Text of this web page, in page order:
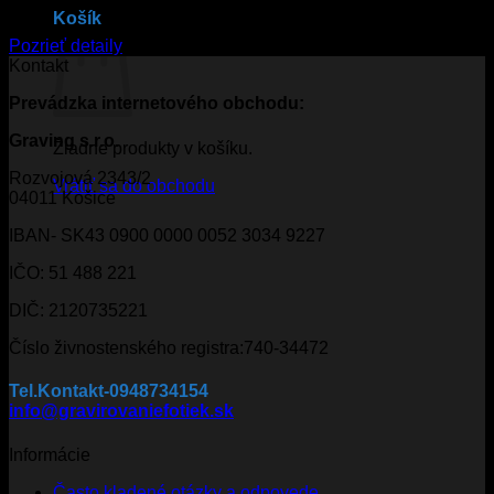
Košík
Žiadne produkty v košíku.
Vrátiť sa do obchodu
Pozrieť detaily
Kontakt
Prevádzka internetového obchodu:
Graving s.r.o.
Rozvojová 2343/2
04011 Košice
IBAN- SK43 0900 0000 0052 3034 9227
IČO: 51 488 221
DIČ: 2120735221
Číslo živnostenského registra:740-34472
Tel.Kontakt-0948734154
info@gravirovaniefotiek.sk
Informácie